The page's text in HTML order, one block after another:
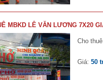
MBKD LÊ VĂN LƯƠNG 7X20
Cho
Giá: 50